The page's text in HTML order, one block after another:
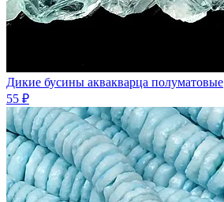
Дикие бусины аквакварца полуматовые
55 ₽